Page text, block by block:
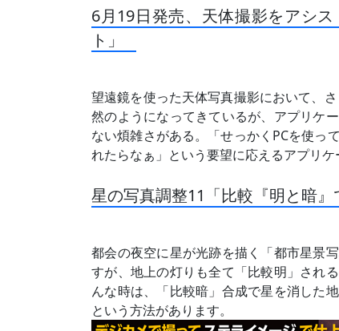
6月19日発売、天体撮影をアシ
ト」
望遠鏡を使った天体写真撮影において、
然のようになってきているが、アプリケ
ない煩雑さがある。「せっかくPCを使っ
れたらなぁ」という要望に応えるアプリケ
星の写真調整11「比較『明と暗』
都会の夜空に星が光跡を描く「都市星景
すが、地上の灯りも全て「比較明」され
んな時は、「比較暗」合成で星を消した
という方法があります。